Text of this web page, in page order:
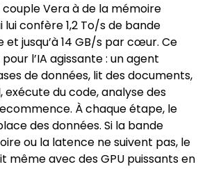
couple Vera à de la mémoire
lui confère 1,2 To/s de bande
jusqu’à 14 GB/s par cœur. Ce
l’IA agissante : un agent
de données, lit des documents,
exécute du code, analyse des
À chaque étape, le
des données. Si la bande
ou la latence ne suivent pas, le
même avec des GPU puissants en